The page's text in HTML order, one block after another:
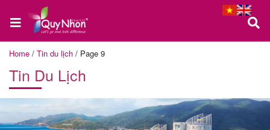
Trang
chủ
Home / Tin du lịch / Page 9
Tin Du Lịch